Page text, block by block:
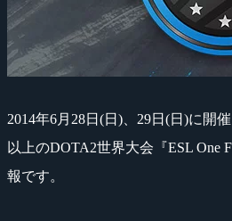
2014年6月28日(日)、29日(日)に開
以上のDOTA2世界大会『ESL One
報です。